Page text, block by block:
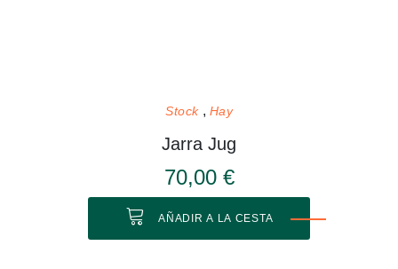
Stock Hay
Jarra Jug
70,00 €
AÑADIR A LA CESTA